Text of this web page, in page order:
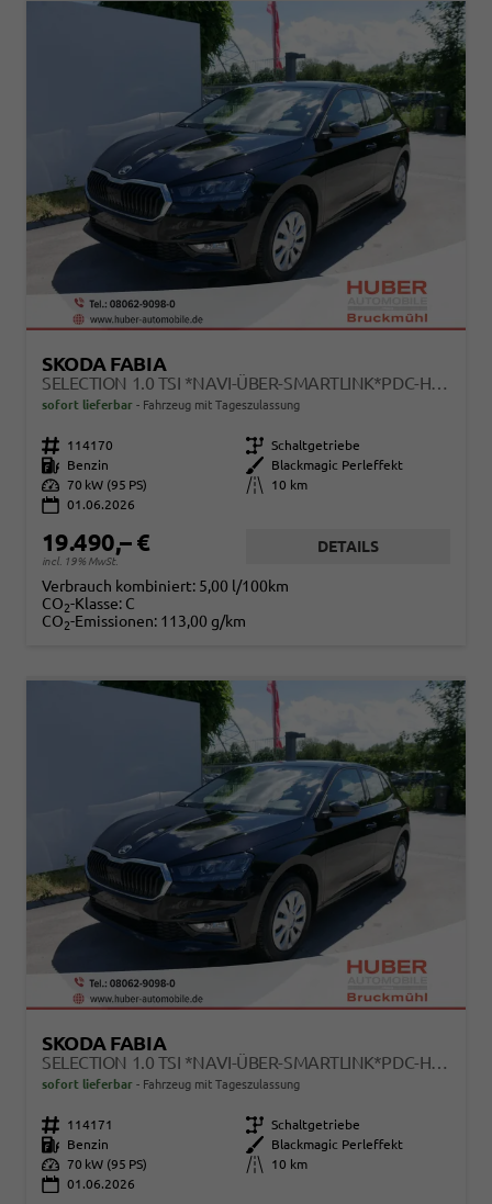
SKODA FABIA
SELECTION 1.0 TSI *NAVI-ÜBER-SMARTLINK*PDC-HI*LED*SHZ*KLIMA*RADIO
sofort lieferbar Fahrzeug mit Tageszulassung
Fahrzeugnr. 114170 Getriebe Schaltgetriebe
Kraftstoff
Benzin Außenfarbe
Blackmagic Perleffekt
Leistung 70 kW (95 PS) Kilometerstand
10 km
01.06.2026
19.490,– €
incl. 19% MwSt.
DETAILS
Verbrauch kombiniert: 5,00 l/100km
CO2-Klasse: C
CO2-Emissionen: 113,00 g/km
SKODA FABIA
SELECTION 1.0 TSI *NAVI-ÜBER-SMARTLINK*PDC-HI*LED*SHZ*KLIMA*RADIO
sofort lieferbar Fahrzeug mit Tageszulassung
Fahrzeugnr. 114171 Getriebe Schaltgetriebe
Kraftstoff
Benzin Außenfarbe
Blackmagic Perleffekt
Leistung 70 kW (95 PS) Kilometerstand
10 km
01.06.2026